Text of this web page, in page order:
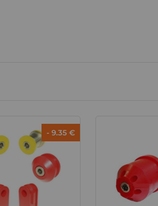
- 9.35 €